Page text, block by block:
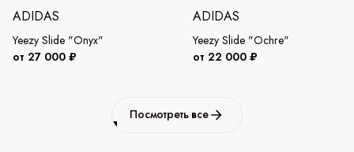
ADIDAS
Yeezy Slide "Onyx"
от 27 000 ₽
ADIDAS
Yeezy Slide "Ochre"
от 22 000 ₽
Посмотреть все